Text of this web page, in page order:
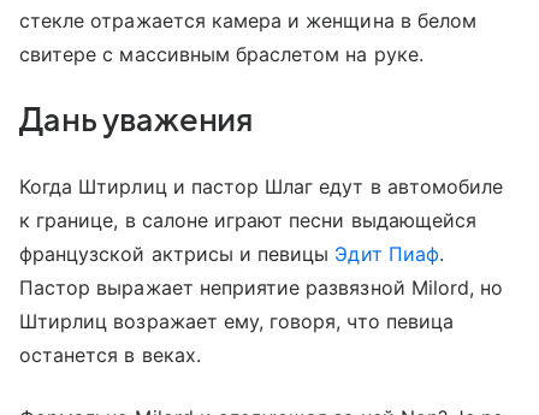
стекле отражается камера и женщина в белом
свитере с массивным браслетом на руке.
Дань уважения
Когда Штирлиц и пастор Шлаг едут в автомобиле
к границе, в салоне играют песни выдающейся
французской актрисы и певицы Эдит Пиаф.
Пастор выражает неприятие развязной Milord, но
Штирлиц возражает ему, говоря, что певица
останется в веках.